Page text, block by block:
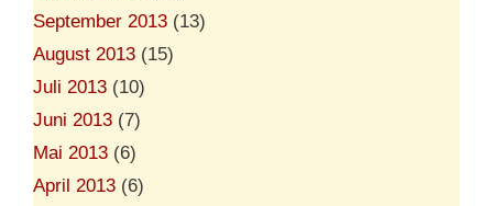
September 2013 (13)
August 2013 (15)
Juli 2013 (10)
Juni 2013 (7)
Mai 2013 (6)
April 2013 (6)